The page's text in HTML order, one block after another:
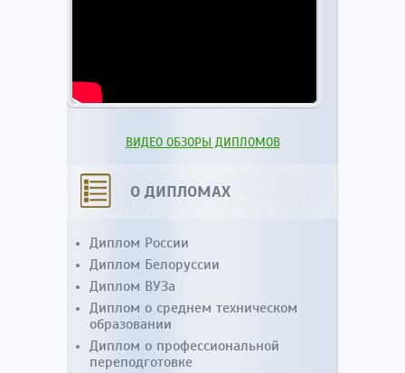
ВИДЕО ОБЗОРЫ ДИПЛОМОВ
О ДИПЛОМАХ
Диплом России
Диплом Белоруссии
Диплом ВУЗа
Диплом о среднем техническом
образовании
Диплом о профессиональной
переподготовке